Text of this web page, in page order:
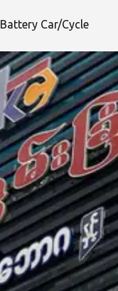
Battery Car/Cycle